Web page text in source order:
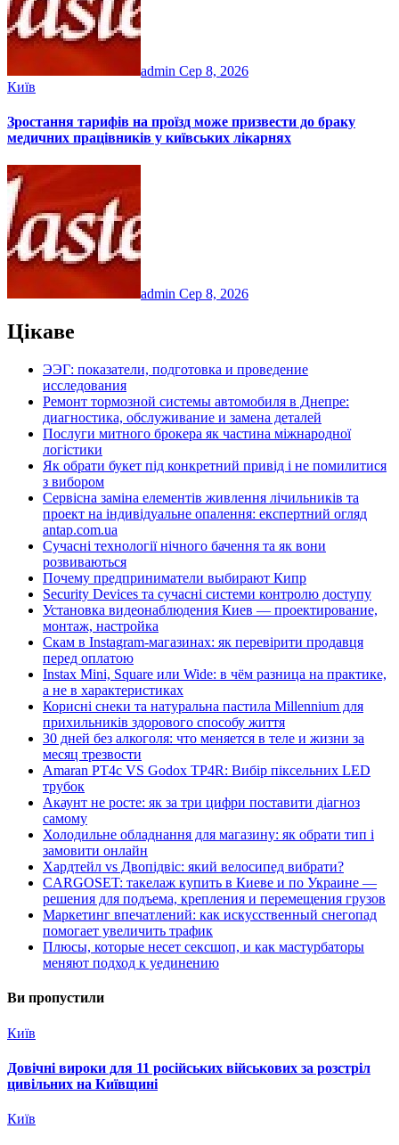
admin Сер 8, 2026
Київ
Зростання тарифів на проїзд може призвести до браку
медичних працівників у київських лікарнях
admin Сер 8, 2026
Цікаве
ЭЭГ: показатели, подготовка и проведение
исследования
Ремонт тормозной системы автомобиля в Днепре:
диагностика, обслуживание и замена деталей
Послуги митного брокера як частина міжнародної
логістики
Як обрати букет під конкретний привід і не помилитися
з вибором
Сервісна заміна елементів живлення лічильників та
проект на індивідуальне опалення: експертний огляд
antap.com.ua
Сучасні технології нічного бачення та як вони
розвиваються
Почему предприниматели выбирают Кипр
Security Devices та сучасні системи контролю доступу
Установка видеонаблюдения Киев — проектирование,
монтаж, настройка
Скам в Instagram-магазинах: як перевірити продавця
перед оплатою
Instax Mini, Square или Wide: в чём разница на практике,
а не в характеристиках
Корисні снеки та натуральна пастила Millennium для
прихильників здорового способу життя
30 дней без алкоголя: что меняется в теле и жизни за
месяц трезвости
Amaran PT4c VS Godox TP4R: Вибір піксельних LED
трубок
Акаунт не росте: як за три цифри поставити діагноз
самому
Холодильне обладнання для магазину: як обрати тип і
замовити онлайн
Хардтейл vs Двопідвіс: який велосипед вибрати?
CARGOSET: такелаж купить в Киеве и по Украине —
решения для подъема, крепления и перемещения грузов
Маркетинг впечатлений: как искусственный снегопад
помогает увеличить трафик
Плюсы, которые несет сексшоп, и как мастурбаторы
меняют подход к уединению
Ви пропустили
Київ
Довічні вироки для 11 російських військових за розстріл
цивільних на Київщині
Київ